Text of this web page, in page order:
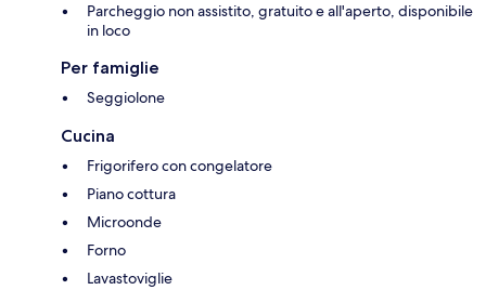
Parcheggio non assistito, gratuito e all'aperto, disponibile
in loco
Per famiglie
Seggiolone
Cucina
Frigorifero con congelatore
Piano cottura
Microonde
Forno
Lavastoviglie